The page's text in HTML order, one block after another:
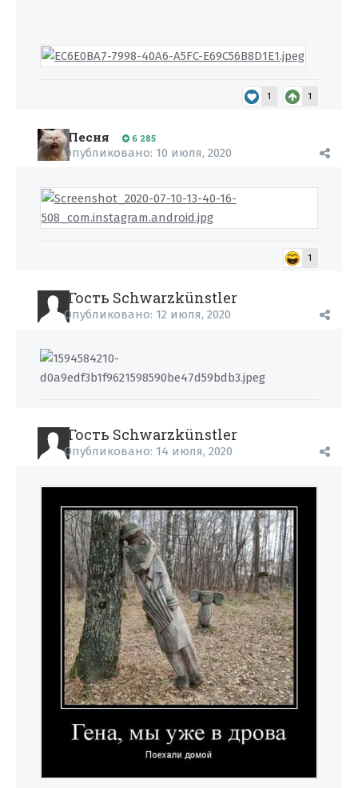
1 1
Песня 6 285
Опубликовано: 10 июля, 2020
1
Гость Schwarzkünstler
Опубликовано: 12 июля, 2020
Гость Schwarzkünstler
Опубликовано: 14 июля, 2020